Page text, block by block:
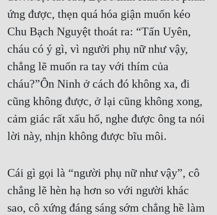
ứng được, thẹn quá hóa giận muốn kéo
Chu Bạch Nguyệt thoát ra: “Tấn Uyên,
cháu có ý gì, vì người phụ nữ như vậy,
chẳng lẽ muốn ra tay với thím của
cháu?”Ôn Ninh ở cách đó không xa, đi
cũng không được, ở lại cũng không xong,
cảm giác rất xấu hổ, nghe được ông ta nói
lời này, nhịn không được bĩu môi.
Cái gì gọi là “người phụ nữ như vậy”, cô
chẳng lẽ hèn hạ hơn so với người khác
sao, cô xứng đáng sáng sớm chẳng hề làm